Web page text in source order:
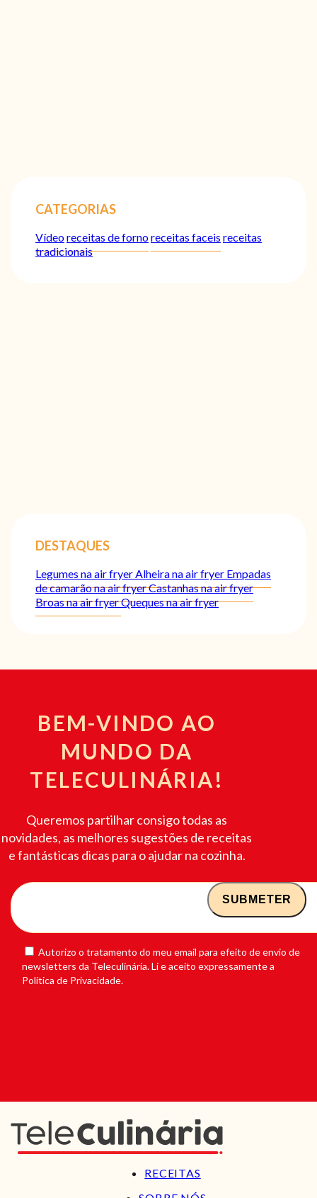
CATEGORIAS
Vídeoreceitas de fornoreceitas faceis receitas
tradicionais
DESTAQUES
Legumes na air fryer Alheira na air fryer Empadas
de camarão na air fryerCastanhas na air fryer
Broas na air fryerQueques na air fryer
BEM-VINDO AO
MUNDO DA
TELECULINÁRIA!
Queremos partilhar consigo todas as
novidades, as melhores sugestões de receitas
e fantásticas dicas para o ajudar na cozinha.
Autorizo o tratamento do meu email para efeito de envio de
newsletters da Teleculinária. Li e aceito expressamente a
Política de Privacidade.
RECEITAS